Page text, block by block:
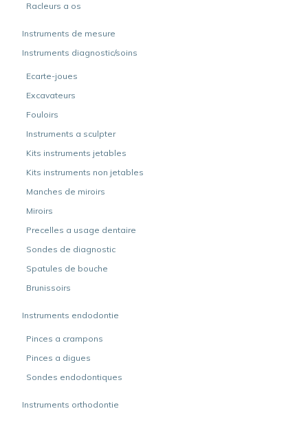
Racleurs a os
Instruments de mesure
Instruments diagnostic/soins
Ecarte-joues
Excavateurs
Fouloirs
Instruments a sculpter
Kits instruments jetables
Kits instruments non jetables
Manches de miroirs
Miroirs
Precelles a usage dentaire
Sondes de diagnostic
Spatules de bouche
Brunissoirs
Instruments endodontie
Pinces a crampons
Pinces a digues
Sondes endodontiques
Instruments orthodontie